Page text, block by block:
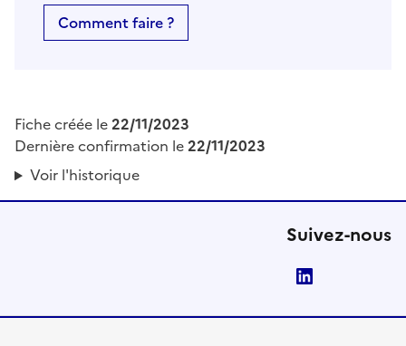
Comment faire ?
Fiche créée le22/11/2023
Dernière confirmation le22/11/2023
Voir l'historique
Suivez-nous